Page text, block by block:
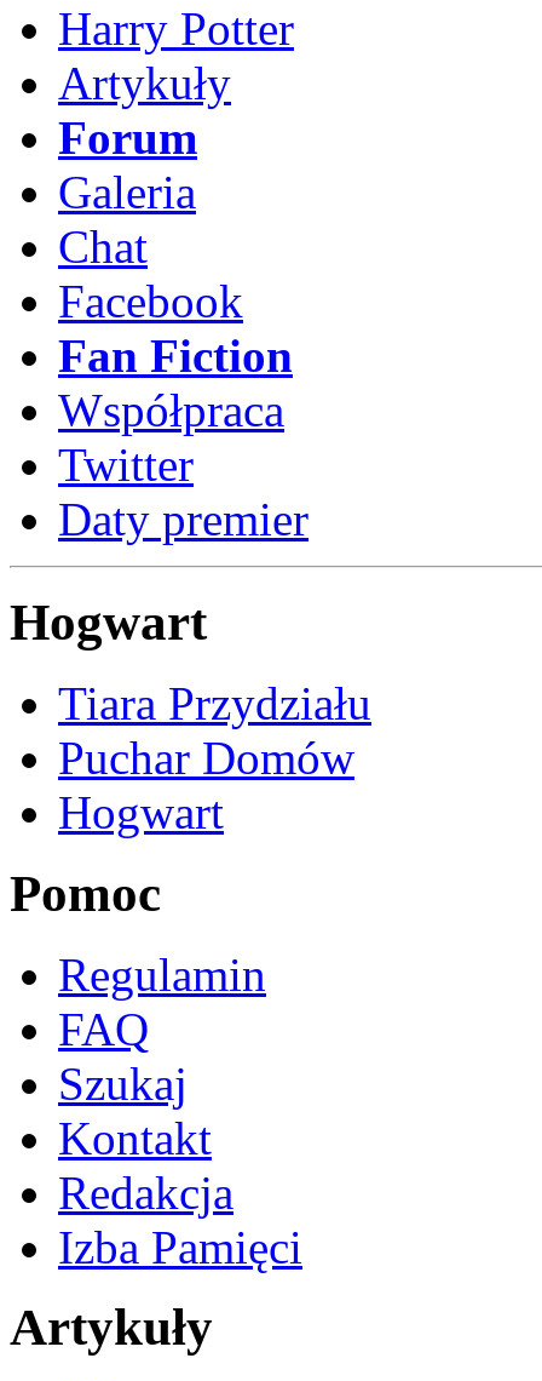
Harry Potter
Artykuły
Forum
Galeria
Chat
Facebook
Fan Fiction
Współpraca
Twitter
Daty premier
Hogwart
Tiara Przydziału
Puchar Domów
Hogwart
Pomoc
Regulamin
FAQ
Szukaj
Kontakt
Redakcja
Izba Pamięci
Artykuły